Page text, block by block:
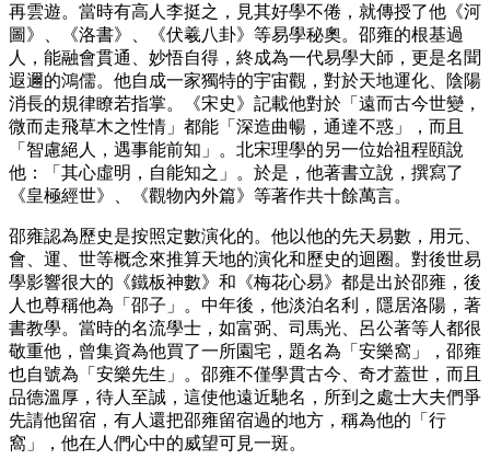
再雲遊。當時有高人李挺之，見其好學不倦，就傳授了他《河
圖》、《洛書》、《伏羲八卦》等易學秘奧。邵雍的根基過
人，能融會貫通、妙悟自得，終成為一代易學大師，更是名聞
遐邇的鴻儒。他自成一家獨特的宇宙觀，對於天地運化、陰陽
消長的規律瞭若指掌。《宋史》記載他對於「遠而古今世變，
微而走飛草木之性情」都能「深造曲暢，通達不惑」，而且
「智慮絕人，遇事能前知」。北宋理學的另一位始祖程頤說
他：「其心虛明，自能知之」。於是，他著書立說，撰寫了
《皇極經世》、《觀物內外篇》等著作共十餘萬言。
邵雍認為歷史是按照定數演化的。他以他的先天易數，用元、
會、運、世等概念來推算天地的演化和歷史的迴圈。對後世易
學影響很大的《鐵板神數》和《梅花心易》都是出於邵雍，後
人也尊稱他為「邵子」。中年後，他淡泊名利，隱居洛陽，著
書教學。當時的名流學士，如富弼、司馬光、呂公著等人都很
敬重他，曾集資為他買了一所園宅，題名為「安樂窩」，邵雍
也自號為「安樂先生」。邵雍不僅學貫古今、奇才蓋世，而且
品德溫厚，待人至誠，這使他遠近馳名，所到之處士大夫們爭
先請他留宿，有人還把邵雍留宿過的地方，稱為他的「行
窩」，他在人們心中的威望可見一斑。